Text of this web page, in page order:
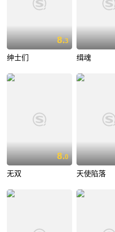
8.3
绅士们 缉魂
8.0
无双 天使陷落